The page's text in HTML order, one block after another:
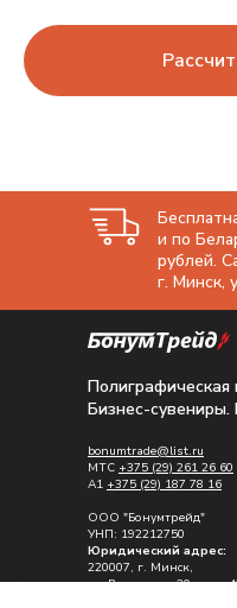
и по
рублей.
г. Минск,
bonumtrade@list.ru
МТС +375 (29) 261 26 60
A1 +375 (29) 187 78 16
ООО "Бонумтрейд"
УНП: 192212750
Юридический адрес:
220007, г. Минск,
ул. Володько , 30, пом.
Полиграфическая
Бизнес-